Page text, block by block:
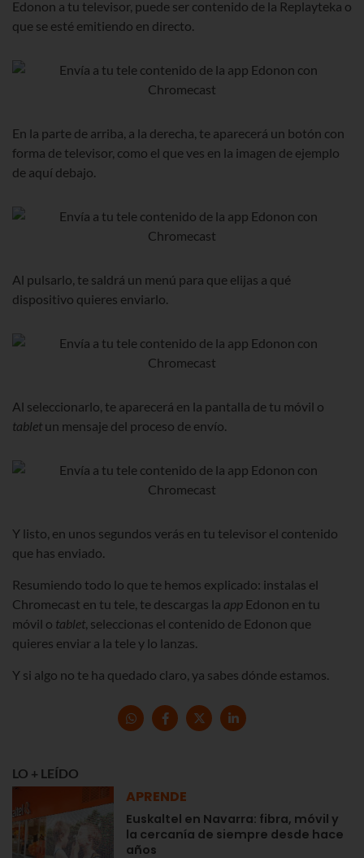
Edonon a tu televisor, puede ser contenido de la Replayteka o
que se esté emitiendo en directo.
En la parte de arriba, a la derecha, te aparecerá un botón con
forma de televisor, como el que ves en la imagen de ejemplo
de aquí debajo.
Al pulsarlo, te saldrá un menú para que elijas a qué
dispositivo quieres enviarlo.
Al seleccionarlo, te aparecerá en la pantalla de tu móvil o
tablet un mensaje del proceso de envío.
Y listo, en unos segundos verás en tu televisor el contenido
que has enviado.
Resumiendo todo lo que te hemos explicado: instalas el
Chromecast en tu tele, te descargas la app Edonon en tu
móvil o tablet, seleccionas el contenido de Edonon que
quieres enviar a la tele y lo lanzas.
Y si algo no te ha quedado claro, ya sabes dónde estamos.
LO + LEÍDO
APRENDE
Euskaltel en Navarra: fibra, móvil y
la cercanía de siempre desde hace
años